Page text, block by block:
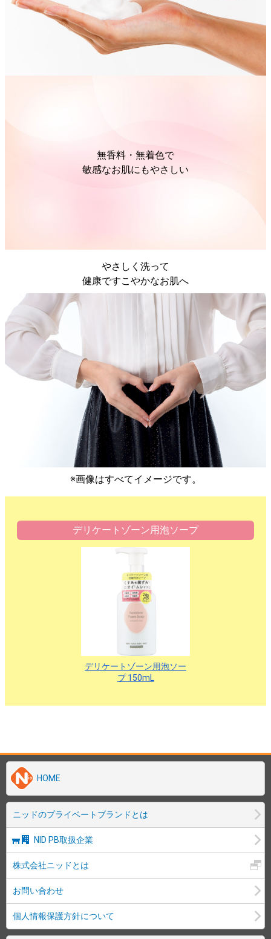
HOME
ニッドのプライベートブランドとは
NID PB取扱企業
株式会社ニッドとは
お問い合わせ
個人情報保護方針について